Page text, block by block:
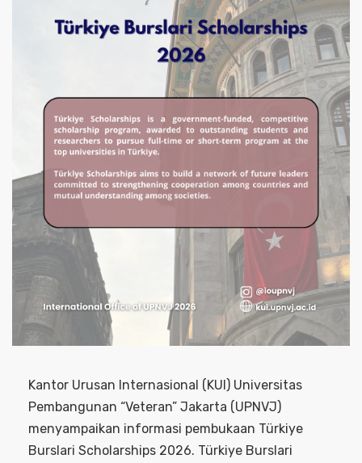
Kantor Urusan Internasional (KUI) Universitas
Pembangunan “Veteran” Jakarta (UPNVJ)
menyampaikan informasi pembukaan Türkiye
Burslari Scholarships 2026. Türkiye Burslari